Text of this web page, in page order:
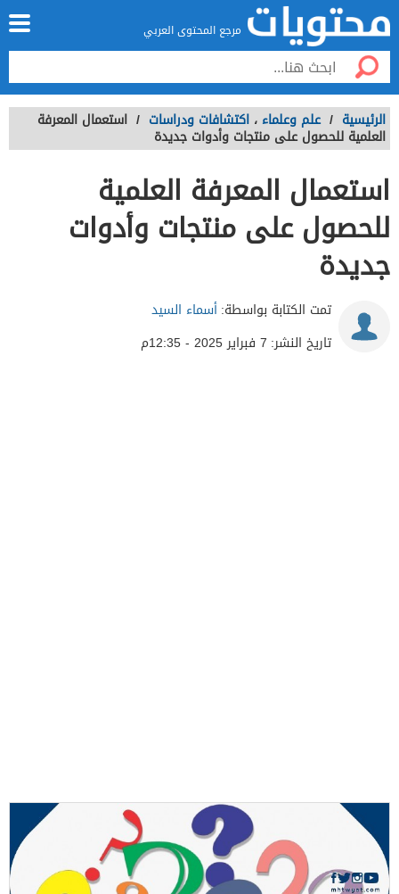
مرجع المحتوى العربي
الرئيسية / علم وعلماء ، اكتشافات ودراسات / استعمال المعرفة
العلمية للحصول على منتجات وأدوات جديدة
استعمال المعرفة العلمية
للحصول على منتجات وأدوات
جديدة
تمت الكتابة بواسطة:أسماء السيد
تاريخ النشر: 7 فبراير 2025 - 12:35م